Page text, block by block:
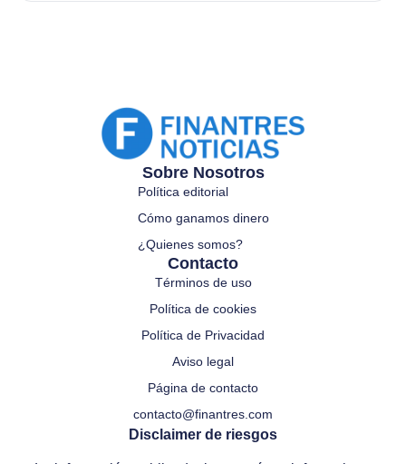
Sobre Nosotros
Política editorial
Cómo ganamos dinero
¿Quienes somos?
Contacto
Términos de uso
Política de cookies
Política de Privacidad
Aviso legal
Página de contacto
contacto@finantres.com
Disclaimer de riesgos